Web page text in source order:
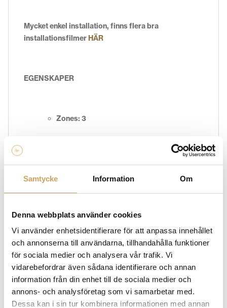
Samtycke Information Om
Denna webbplats använder cookies
Vi använder enhetsidentifierare för att anpassa innehållet
och annonserna till användarna, tillhandahålla funktioner
för sociala medier och analysera vår trafik. Vi
vidarebefordrar även sådana identifierare och annan
information från din enhet till de sociala medier och
annons- och analysföretag som vi samarbetar med.
Dessa kan i sin tur kombinera informationen med annan
Mycket enkel installation, finns flera bra
installationsfilmerHÄR
EGENSKAPER
Zones: 3
Inputs: network, (1) bus line level, (1) local
line level Wireless Inputs: 3 + 1 macro party
Outputs: (1) selectable line level